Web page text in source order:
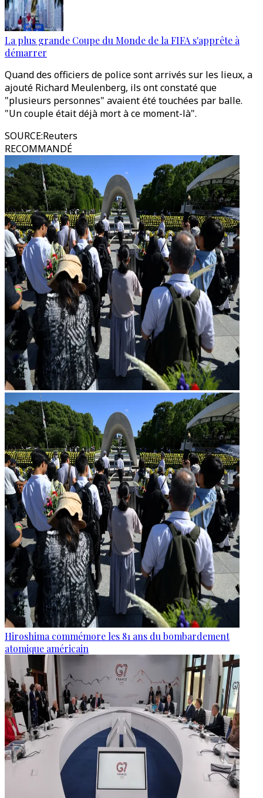
La plus grande Coupe du Monde de la FIFA s'apprête à
démarrer
Quand des officiers de police sont arrivés sur les lieux, a
ajouté Richard Meulenberg, ils ont constaté que
"plusieurs personnes" avaient été touchées par balle.
"Un couple était déjà mort à ce moment-là".
SOURCE:Reuters
RECOMMANDÉ
Hiroshima commémore les 81 ans du bombardement
atomique américain